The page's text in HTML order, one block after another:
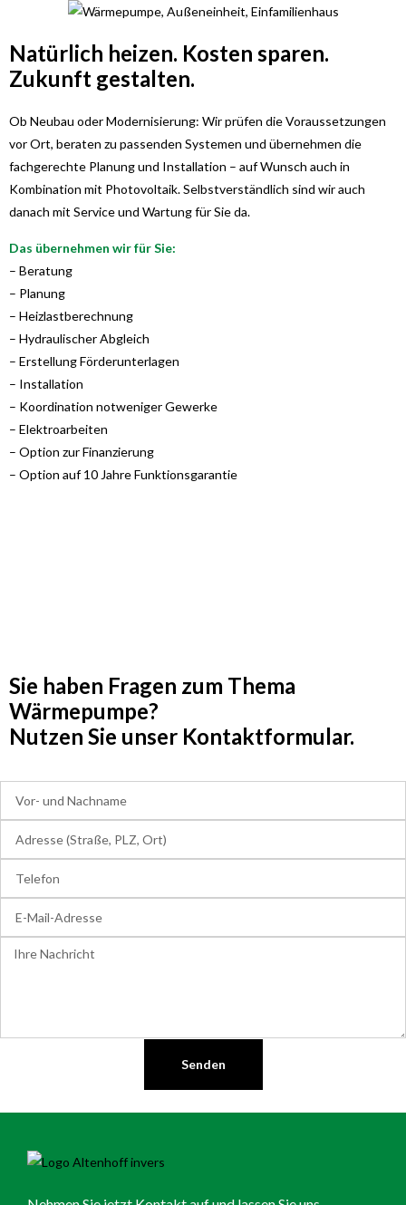
Natürlich heizen. Kosten sparen.
Zukunft gestalten.
Ob Neubau oder Modernisierung: Wir prüfen die Voraussetzungen
vor Ort, beraten zu passenden Systemen und übernehmen die
fachgerechte Planung und Installation – auf Wunsch auch in
Kombination mit Photovoltaik. Selbstverständlich sind wir auch
danach mit Service und Wartung für Sie da.
Das übernehmen wir für Sie:
– Beratung
– Planung
– Heizlastberechnung
– Hydraulischer Abgleich
– Erstellung Förderunterlagen
– Installation
– Koordination notweniger Gewerke
– Elektroarbeiten
– Option zur Finanzierung
– Option auf 10 Jahre Funktionsgarantie
Sie haben Fragen zum Thema
Wärmepumpe?
Nutzen Sie unser Kontaktformular.
Senden